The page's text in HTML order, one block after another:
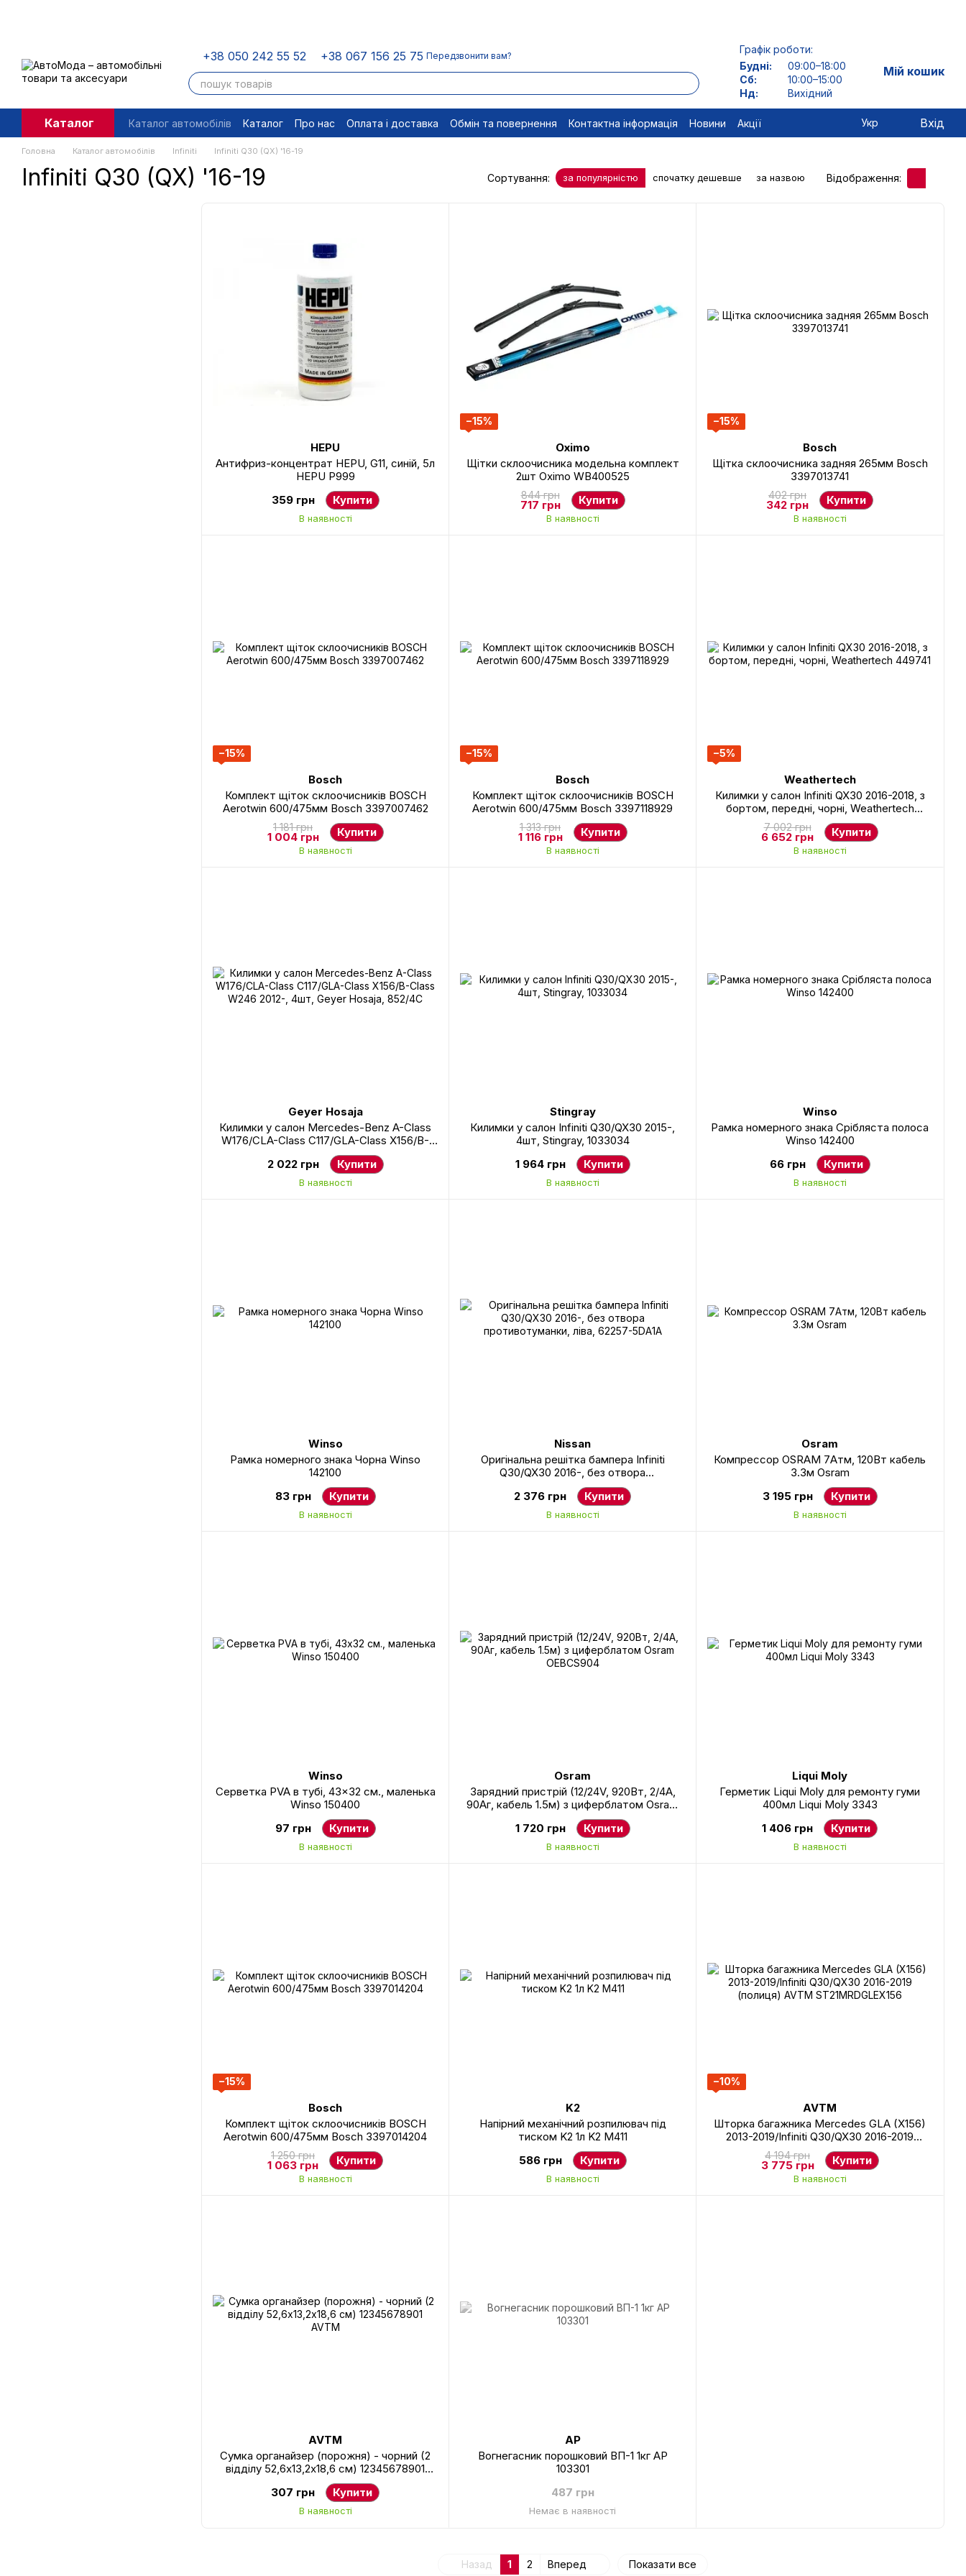
+38 050 242 55 52 +38 067 156 25 75 Передзвонити вам?
Графік роботи:
Будні:
09:00–18:00
Сб:
10:00–15:00
Нд:
Вихідний
Мій кошик
Каталог Каталог автомобілів Каталог Про нас Оплата і доставка Обмін та повернення Контактна інформація Новини
Акції
Угода користувача
Правові документи Відписатися
Укр Вхід
Головна Каталог автомобілів Infiniti Infiniti Q30 (QX) '16-19
Infiniti Q30 (QX) '16-19 Сортування: за популярністю спочатку дешевше за назвою Відображення:
HEPU
Антифриз-концентрат HEPU, G11, синій, 5л
HEPU P999
359 грн
Купити
В наявності
−15%
Oximo
Щітки склоочисника модельна комплект
2шт Oximo WB400525
844 грн
717 грн Купити
В наявності
−15%
Bosch
Щітка склоочисника задняя 265мм Bosch
3397013741
402 грн
342 грн Купити
В наявності
−15%
Bosch
Комплект щіток склоочисників BOSCH
Aerotwin 600/475мм Bosch 3397007462
1 181 грн
1 004 грн Купити
В наявності
−15%
Bosch
Комплект щіток склоочисників BOSCH
Aerotwin 600/475мм Bosch 3397118929
1 313 грн
1 116 грн Купити
В наявності
−5%
Weathertech
Килимки у салон Infiniti QX30 2016-2018, з
бортом, передні, чорні, Weathertech
449741
7 002 грн
6 652 грн Купити
В наявності
Geyer Hosaja
Килимки у салон Mercedes-Benz A-Class
W176/CLA-Class C117/GLA-Class X156/B-
Class W246 2012-, 4шт, Geyer Hosaja,
852/4C
2 022 грн Купити
В наявності
Stingray
Килимки у салон Infiniti Q30/QX30 2015-,
4шт, Stingray, 1033034
1 964 грн
Купити
В наявності
Winso
Рамка номерного знака Срібляста полоса
Winso 142400
66 грн
Купити
В наявності
Winso
Рамка номерного знака Чорна Winso
142100
83 грн
Купити
В наявності
Nissan
Оригінальна решітка бампера Infiniti
Q30/QX30 2016-, без отвора
противотуманки, ліва, 62257-5DA1A
2 376 грн Купити
В наявності
Osram
Компрессор OSRAM 7Атм, 120Вт кабель
3.3м Osram
3 195 грн
Купити
В наявності
Winso
Серветка PVA в тубі, 43x32 см., маленька
Winso 150400
97 грн
Купити
В наявності
Osram
Зарядний пристрій (12/24V, 920Вт, 2/4А,
90Аг, кабель 1.5м) з циферблатом Osram
OEBCS904
1 720 грн Купити
В наявності
Liqui Moly
Герметик Liqui Moly для ремонту гуми
400мл Liqui Moly 3343
1 406 грн
Купити
В наявності
−15%
Bosch
Комплект щіток склоочисників BOSCH
Aerotwin 600/475мм Bosch 3397014204
1 250 грн
1 063 грн Купити
В наявності
K2
Напірний механічний розпилювач під
тиском K2 1л K2 M411
586 грн
Купити
В наявності
−10%
AVTM
Шторка багажника Mercedes GLA (X156)
2013-2019/Infiniti Q30/QX30 2016-2019
(полиця) AVTM ST21MRDGLEX156
4 194 грн
3 775 грн Купити
В наявності
AVTM
Сумка органайзер (порожня) - чорний (2
відділу 52,6х13,2х18,6 см) 12345678901
AVTM
307 грн Купити
В наявності
AP
Вогнегасник порошковий ВП-1 1кг AP
103301
487 грн
Немає в наявності
Назад 1 2 Вперед Показати все